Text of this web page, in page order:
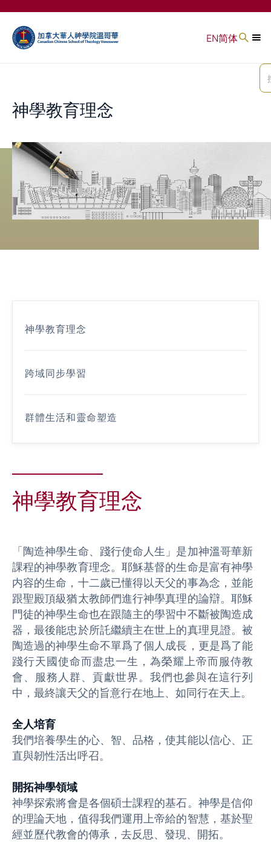
EN简体
神學教育理念
神學教育理念
跨域同步學習
群體生活和靈命塑造
神學教育理念
「陶造神學生命、踐行使命人生」是加神溫哥華新
課程的神學教育理念。耶穌基督的生命是富有神學
内容的生命，十二歲已懂得以天父的事為念，並能
跟聖殿頂級猶太教師們進行神學真理的論辯。耶穌
門徒的神學生命也在跟隨主的學習中不斷被陶造成
器，最後能忠於所託繼續主在世上的真理見證。被
陶造過的神學生命不單爲了個人成長，更是爲了能
踐行天國使命而盡忠一生，為榮耀上帝而服侍教
會、服務人群、貢獻世界。我們也參與在這行列
中，最終讓天父的旨意行在地上、如同行在天上。
全人培育
我們培養學生的心、智、品格，使其能以信心、正
直與韌性活出呼召。
開拓神學領域
神學探索將會是各個碩士課程的基石。神學是信仰
的理論天地，值得我們運用上帝給的智慧，基於聖
經並歷代教會的傳承，去反思、發現、開拓。